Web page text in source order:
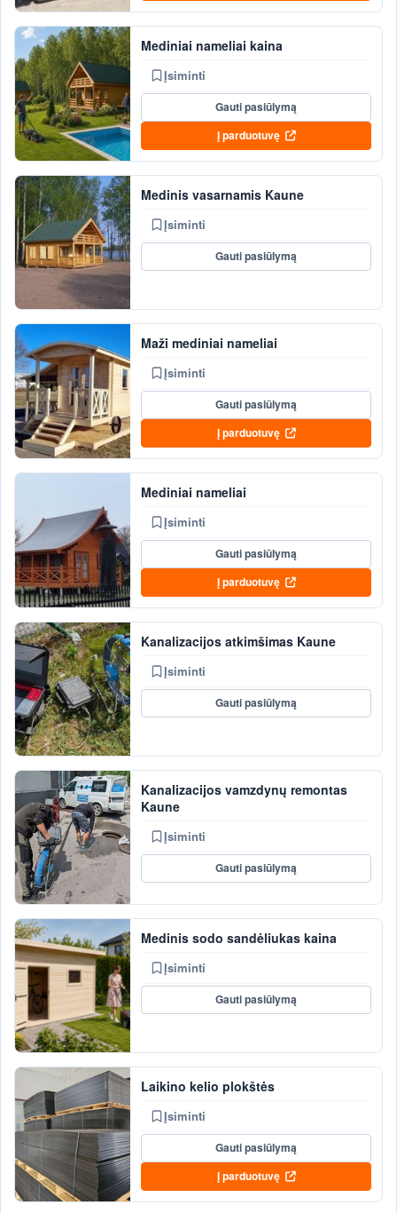
Mediniai nameliai kaina
Įsiminti
Gauti pasiūlymą
Į parduotuvę
Medinis vasarnamis Kaune
Įsiminti
Gauti pasiūlymą
Maži mediniai nameliai
Įsiminti
Gauti pasiūlymą
Į parduotuvę
Mediniai nameliai
Įsiminti
Gauti pasiūlymą
Į parduotuvę
Kanalizacijos atkimšimas Kaune
Įsiminti
Gauti pasiūlymą
Kanalizacijos vamzdynų remontas
Kaune
Įsiminti
Gauti pasiūlymą
Medinis sodo sandėliukas kaina
Įsiminti
Gauti pasiūlymą
Laikino kelio plokštės
Įsiminti
Gauti pasiūlymą
Į parduotuvę